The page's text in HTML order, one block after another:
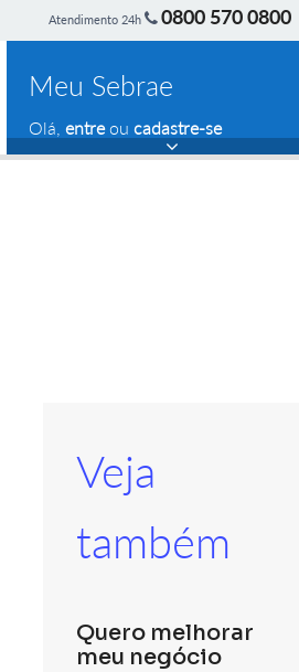
Atendimento 24h 0800 570 0800
Meu Sebrae
Olá, entreou cadastre-se
Veja
também
Quero melhorar
meu negócio